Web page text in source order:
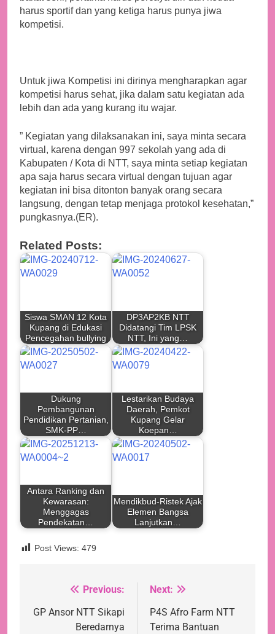
harus sportif dan yang ketiga harus punya jiwa
kompetisi.
Untuk jiwa Kompetisi ini dirinya mengharapkan agar
kompetisi harus sehat, jika dalam satu kegiatan ada
lebih dan ada yang kurang itu wajar.
” Kegiatan yang dilaksanakan ini, saya minta secara
virtual, karena dengan 997 sekolah yang ada di
Kabupaten / Kota di NTT, saya minta setiap kegiatan
apa saja harus secara virtual dengan tujuan agar
kegiatan ini bisa ditonton banyak orang secara
langsung, dengan tetap menjaga protokol kesehatan,”
pungkasnya.(ER).
Related Posts:
Siswa SMAN 12 Kota
Kupang di Edukasi
Pencegahan bullying
DP3AP2KB NTT
Didatangi Tim LPSK
NTT, Ini yang…
Dukung
Pembangunan
Pendidikan Pertanian,
SMK-PP…
Lestarikan Budaya
Daerah, Pemkot
Kupang Gelar
Koepan…
Antara Ranking dan
Kewarasan:
Menggagas
Pendekatan…
Mendikbud-Ristek Ajak
Elemen Bangsa
Lanjutkan…
Post Views: 479
Navigasi
pos
Previous:
GP Ansor NTT Sikapi
Beredarnya
Next:
P4S Afro Farm NTT
Terima Bantuan